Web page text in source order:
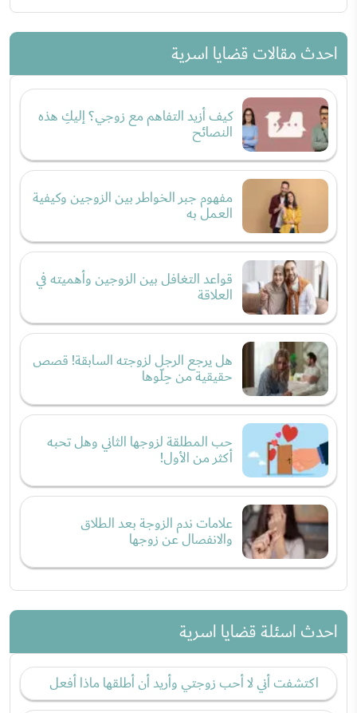
احدث مقالات قضايا اسرية
كيف أزيد التفاهم مع زوجي؟ إليكِ هذه
النصائح
مفهوم جبر الخواطر بين الزوجين وكيفية
العمل به
قواعد التغافل بين الزوجين وأهميته في
العلاقة
هل يرجع الرجل لزوجته السابقة! قصص
حقيقية من حِلّوها
حب المطلقة لزوجها الثاني وهل تحبه
أكثر من الأول!
علامات ندم الزوجة بعد الطلاق
والانفصال عن زوجها
احدث اسئلة قضايا اسرية
اكتشفت أني لا أحب زوجتي وأريد أن أطلقها ماذا أفعل